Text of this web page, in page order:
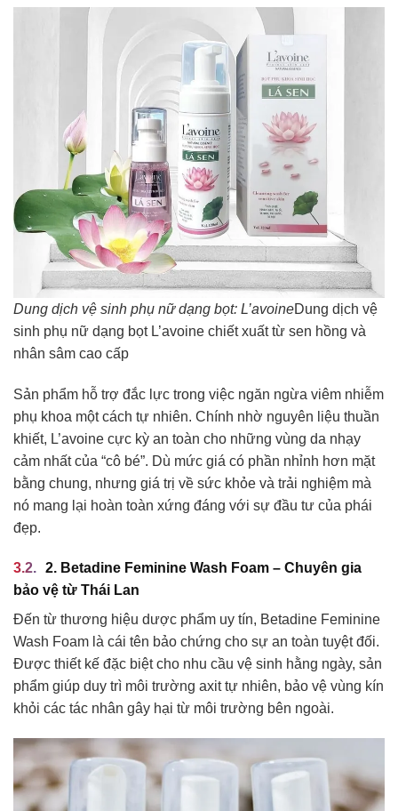
Dung dịch vệ sinh phụ nữ dạng bọt: L’avoineDung dịch vệ
sinh phụ nữ dạng bọt L’avoine chiết xuất từ sen hồng và
nhân sâm cao cấp
Sản phẩm hỗ trợ đắc lực trong việc ngăn ngừa viêm nhiễm
phụ khoa một cách tự nhiên. Chính nhờ nguyên liệu thuần
khiết, L’avoine cực kỳ an toàn cho những vùng da nhạy
cảm nhất của “cô bé”. Dù mức giá có phần nhỉnh hơn mặt
bằng chung, nhưng giá trị về sức khỏe và trải nghiệm mà
nó mang lại hoàn toàn xứng đáng với sự đầu tư của phái
đẹp.
2. Betadine Feminine Wash Foam – Chuyên gia
bảo vệ từ Thái Lan
Đến từ thương hiệu dược phẩm uy tín, Betadine Feminine
Wash Foam là cái tên bảo chứng cho sự an toàn tuyệt đối.
Được thiết kế đặc biệt cho nhu cầu vệ sinh hằng ngày, sản
phẩm giúp duy trì môi trường axit tự nhiên, bảo vệ vùng kín
khỏi các tác nhân gây hại từ môi trường bên ngoài.